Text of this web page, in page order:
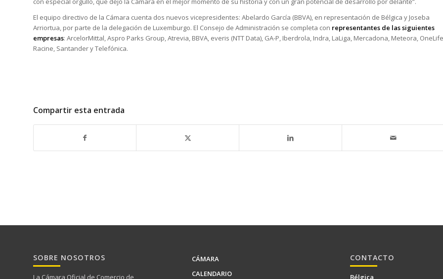
El equipo directivo de la Cámara cuenta dos nuevos vicepresidentes: Abelardo García (BBVA), en representación de Bélgica y Joseba
Arriortua, por parte de la delegación de Luxemburgo. El Consejo de Administración se completa con representantes de las siguientes
empresas: ArcelorMittal, Aspro Parks Group, Atrevia, BBVA, everis (NTT Data), GA-P, Iberdrola, Indra, LaLiga, Mercadona, Meteora,
Racine, Santander y Telefónica.
Compartir esta entrada
SOBRE NOSOTROS
La Cámara Oficial de Comercio de
CÁMARA
CALENDARIO
CONTACTO
Bélgica